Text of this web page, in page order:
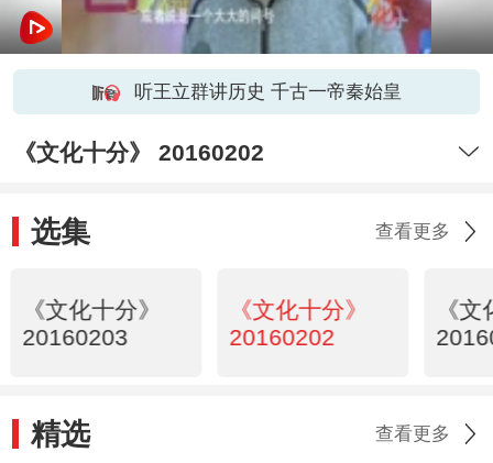
听王立群讲历史 千古一帝秦始皇
《文化十分》 20160202
选集 查看更多
《文化十分》
20160203
《文化十分》
20160202
《
精选 查看更多